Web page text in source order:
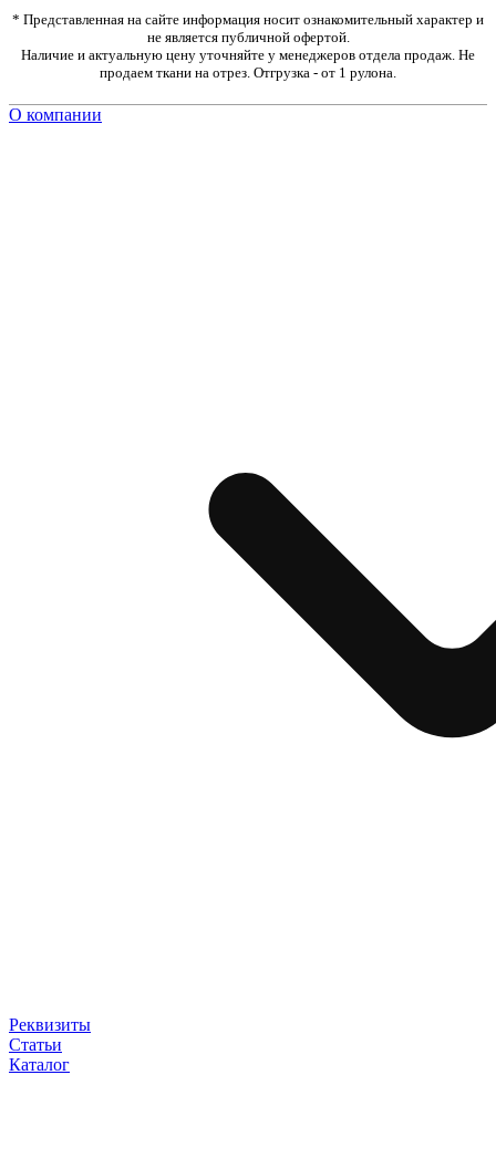
* Представленная на сайте информация носит ознакомительный характер и
не является публичной офертой.
Наличие и актуальную цену уточняйте у менеджеров отдела продаж. Не
продаем ткани на отрез. Отгрузка - от 1 рулона.
О компании
Реквизиты
Статьи
Каталог